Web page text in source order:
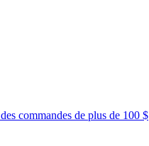
des commandes de plus de 100 $